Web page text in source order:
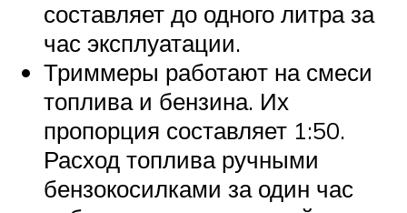
составляет до одного литра за
час эксплуатации.
Триммеры работают на смеси
топлива и бензина. Их
пропорция составляет 1:50.
Расход топлива ручными
бензокосилками за один час